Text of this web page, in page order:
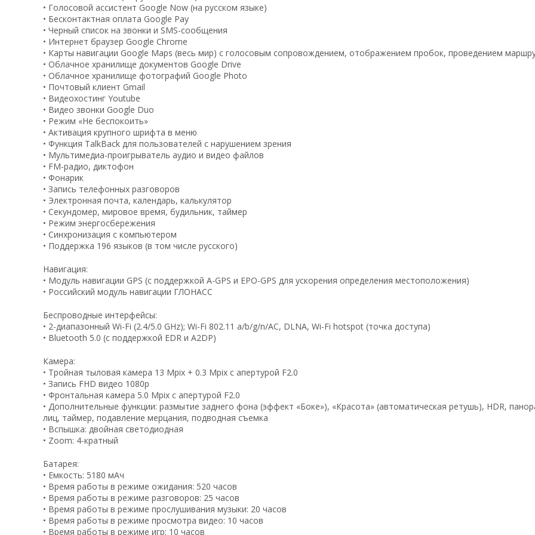
• Голосовой ассистент Google Now (на русском языке)
• Бесконтактная оплата Google Pay
• Черный список на звонки и SMS-сообщения
• Интернет браузер Google Chrome
• Карты навигации Google Maps (весь мир) с голосовым сопровождением, отображением пробок, проведением
• Облачное хранилище документов Google Drive
• Облачное хранилище фотографий Google Photo
• Почтовый клиент Gmail
• Видеохостинг Youtube
• Видео звонки Google Duo
• Режим «Не беспокоить»
• Активация крупного шрифта в меню
• Функция TalkBack для пользователей с нарушением зрения
• Мультимедиа-проигрыватель аудио и видео файлов
• FM-радио, диктофон
• Фонарик
• Запись телефонных разговоров
• Электронная почта, календарь, калькулятор
• Секундомер, мировое время, будильник, таймер
• Режим энергосбережения
• Синхронизация с компьютером
• Поддержка 196 языков (в том числе русского)
Навигация:
• Модуль навигации GPS (с поддержкой A-GPS и EPO-GPS для ускорения определения местоположения)
• Российский модуль навигации ГЛОНАСС
Беспроводные интерфейсы:
• 2-диапазонный Wi-Fi (2.4/5.0 GHz); Wi-Fi 802.11 a/b/g/n/AC, DLNA, Wi-Fi hotspot (точка доступа)
• Bluetooth 5.0 (с поддержкой EDR и A2DP)
Камера:
• Тройная тыловая камера 13 Mpix + 0.3 Mpix с апертурой F2.0
• Запись FHD видео 1080p
• Фронтальная камера 5.0 Mpix с апертурой F2.0
• Дополнительные функции: размытие заднего фона (эффект «Боке»), «Красота» (автоматическая ретушь), HDR,
лиц, таймер, подавление мерцания, подводная съемка
• Вспышка: двойная светодиодная
• Zoom: 4-кратный
Батарея:
• Емкость: 5180 мАч
• Время работы в режиме ожидания: 520 часов
• Время работы в режиме разговоров: 25 часов
• Время работы в режиме прослушивания музыки: 20 часов
• Время работы в режиме просмотра видео: 10 часов
• Время работы в режиме игр: 10 часов